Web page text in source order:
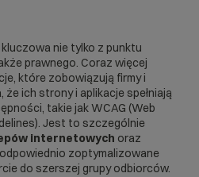
nie tylko z punktu
prawnego. Coraz więcej
które zobowiązują firmy i
ich strony i aplikacje spełniają
takie jakWCAG (Web
Jest to szczególnie
internetowych oraz
zoptymalizowane
do szerszej grupy odbiorców.